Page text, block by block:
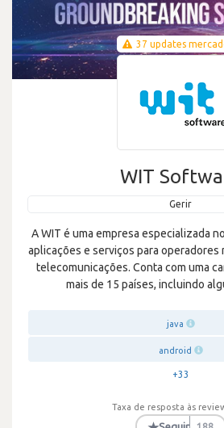
37 updates
WIT
Gerir
A WIT é uma empresa especializada
aplicações e serviços para operadores
telecomunicações. Conta com uma
mais de 15 países, incluindo
java
android
+33
Taxa de resposta às